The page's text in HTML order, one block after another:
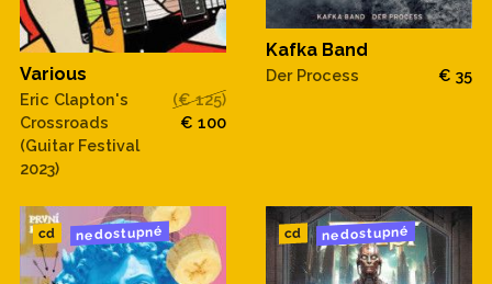
Various
Eric Clapton's
Crossroads
(Guitar Festival
2023)
(€ 125)
€ 100
Kafka Band
Der Process € 35
cd nedostupné cd nedostupné